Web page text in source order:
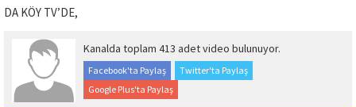
DA KÖY TV’DE,
Kanalda toplam 413 adet video bulunuyor.
Facebook'ta Paylaş
Twitter'ta Paylaş
Google Plus'ta Paylaş